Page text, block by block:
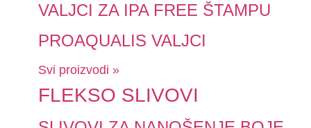
VALJCI ZA IPA FREE ŠTAMPU
PROAQUALIS VALJCI
Svi proizvodi »
FLEKSO SLIVOVI